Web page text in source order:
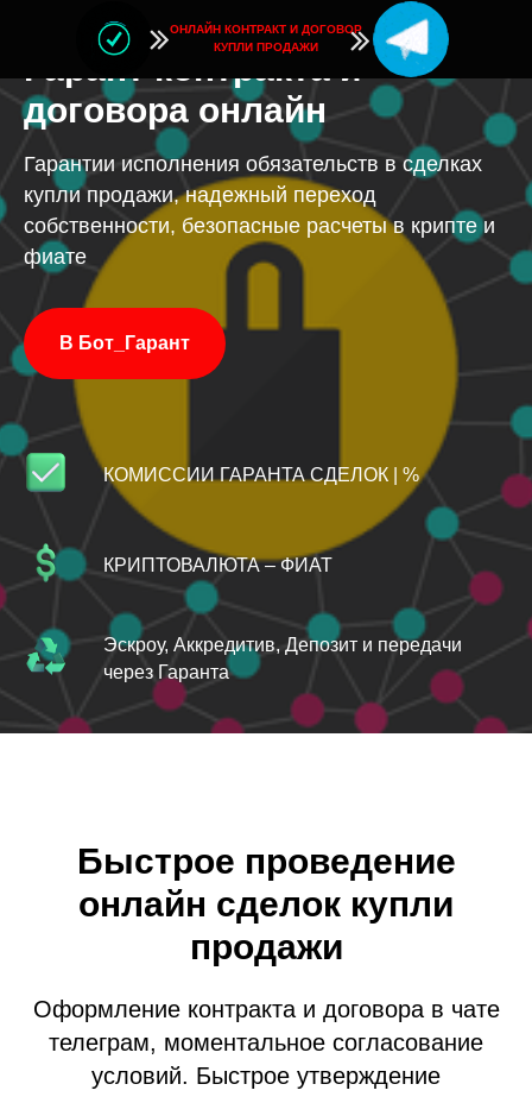
ОНЛАЙН КОНТРАКТ И ДОГОВОР
КУПЛИ ПРОДАЖИ
Гарант контракта и
договора онлайн
Гарантии исполнения обязательств в сделках
купли продажи, надежный переход
собственности, безопасные расчеты в крипте и
фиате
В Бот_Гарант
КОМИССИИ ГАРАНТА СДЕЛОК | %
КРИПТОВАЛЮТА – ФИАТ
Эскроу, Аккредитив, Депозит и передачи
через Гаранта
Быстрое проведение
онлайн сделок купли
продажи
Оформление контракта и договора в чате
телеграм, моментальное согласование
условий. Быстрое утверждение